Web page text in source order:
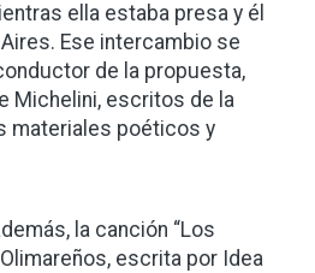
ella estaba presa y él
Ese intercambio se
de la propuesta,
Michelini, escritos de la
materiales poéticos y
la canción “Los
escrita por Idea